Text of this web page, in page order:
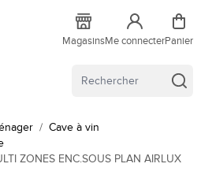
MagasinsMe connecterPanier
/ Cave à vin
ZONES ENC.SOUS PLAN AIRLUX